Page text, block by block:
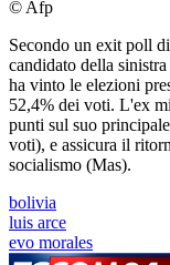
© Afp
Secondo un exit poll
candidato della
ha vinto le elezioni
52,4% dei voti. L'ex
punti sul suo
voti), e assicura il
socialismo (Mas).
bolivia
luis arce
evo morales